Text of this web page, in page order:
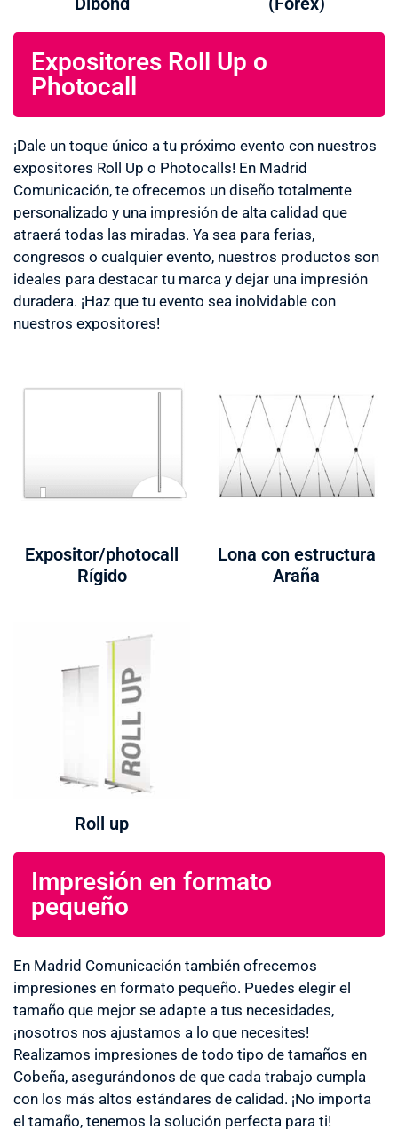
Expositores Roll Up o
Photocall
¡Dale un toque único a tu próximo evento con nuestros
expositores Roll Up o Photocalls! En Madrid
Comunicación, te ofrecemos un diseño totalmente
personalizado y una impresión de alta calidad que
atraerá todas las miradas. Ya sea para ferias,
congresos o cualquier evento, nuestros productos son
ideales para destacar tu marca y dejar una impresión
duradera. ¡Haz que tu evento sea inolvidable con
nuestros expositores!
Expositor/photocall
Rígido
Lona con estructura
Araña
Roll up
Impresión en formato
pequeño
En Madrid Comunicación también ofrecemos
impresiones en formato pequeño. Puedes elegir el
tamaño que mejor se adapte a tus necesidades,
¡nosotros nos ajustamos a lo que necesites!
Realizamos impresiones de todo tipo de tamaños en
Cobeña, asegurándonos de que cada trabajo cumpla
con los más altos estándares de calidad. ¡No importa
el tamaño, tenemos la solución perfecta para ti!